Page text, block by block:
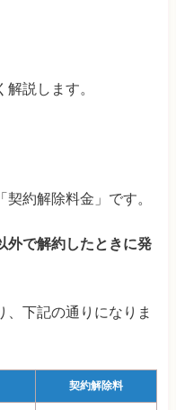
説します。
約解除料金」です。
外で解約したときに発
、下記の通りになりま
契約解除料